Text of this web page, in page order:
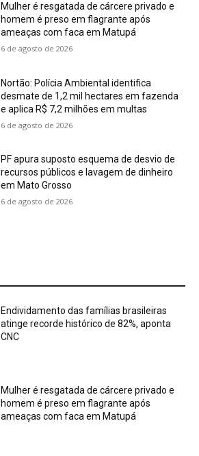
Mulher é resgatada de cárcere privado e
homem é preso em flagrante após
ameaças com faca em Matupá
6 de agosto de 2026
Nortão: Polícia Ambiental identifica
desmate de 1,2 mil hectares em fazenda
e aplica R$ 7,2 milhões em multas
6 de agosto de 2026
PF apura suposto esquema de desvio de
recursos públicos e lavagem de dinheiro
em Mato Grosso
6 de agosto de 2026
Endividamento das famílias brasileiras
atinge recorde histórico de 82%, aponta
CNC
Mulher é resgatada de cárcere privado e
homem é preso em flagrante após
ameaças com faca em Matupá